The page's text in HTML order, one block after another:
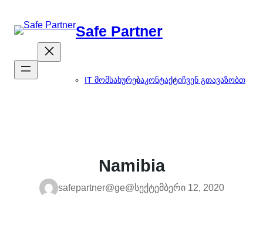
გადასვლა
Safe Partner
IT მომსახურებაკონტაქტიჩვენ გთავაზობთ
Namibia
safepartner@ge@სექტემბერი 12, 2020